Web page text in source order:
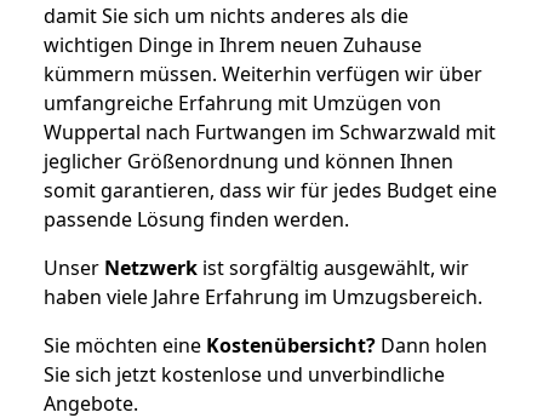
damit Sie sich um nichts anderes als die
wichtigen Dinge in Ihrem neuen Zuhause
kümmern müssen. Weiterhin verfügen wir über
umfangreiche Erfahrung mit Umzügen von
Wuppertal nach Furtwangen im Schwarzwald mit
jeglicher Größenordnung und können Ihnen
somit garantieren, dass wir für jedes Budget eine
passende Lösung finden werden.
Unser Netzwerk ist sorgfältig ausgewählt, wir
haben viele Jahre Erfahrung im Umzugsbereich.
Sie möchten eine Kostenübersicht? Dann holen
Sie sich jetzt kostenlose und unverbindliche
Angebote.